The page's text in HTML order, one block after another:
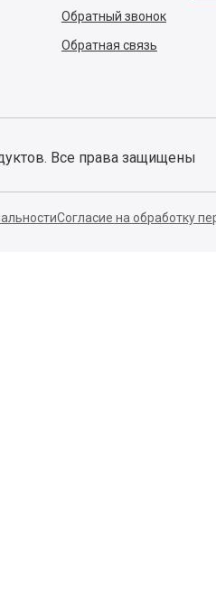
Обратный звонок
Обратная связь
Все права защищены
Согласие на обработку